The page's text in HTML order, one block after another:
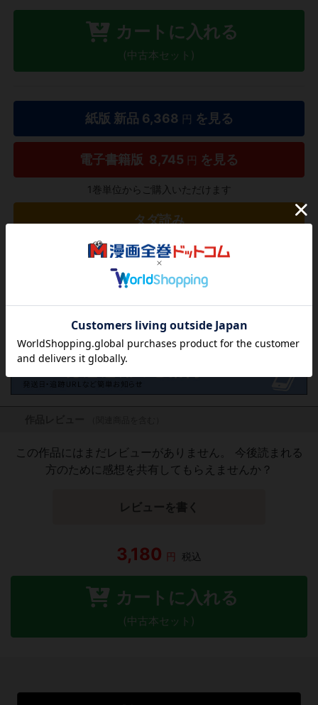
カートに入れる
(中古本セット)
紙版 新品 6,368 円 を見る
電子書籍版 8,745 円 を見る
1巻単位からご購入いただけます
タダ読み
欲しいリストに追加する
気になる商品を登録
この作品にはまだレビューがありません。 今後読まれる
方のために感想を共有してもらえませんか？
レビューを書く
3,180 円 税込
カートに入れる
(中古本セット)